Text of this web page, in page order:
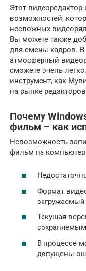
Этот
возможностей,
несложных
Вы можете также
для смены кадров.
атмосферный
сможете очень
инструмент, как
на рынке
Почему
фильм – как
Невозможность
фильм на
Формат
Текущая
В процессе
допущены